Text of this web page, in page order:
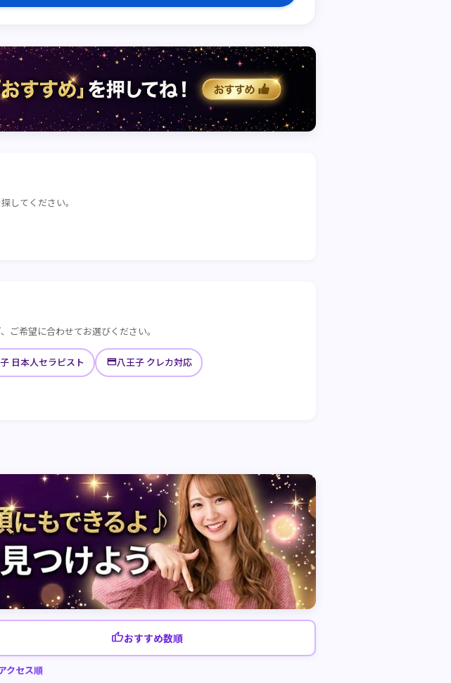
してください。
ご希望に合わせてお選びください。
日本人セラピスト credit_card八王子 クレカ対応
thumb_upおすすめ数順
クセス順